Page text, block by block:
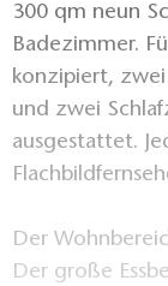
300 qm neun
Badezimmer.
konzipiert, zwei
und zwei
ausgestattet.
Der
Der große